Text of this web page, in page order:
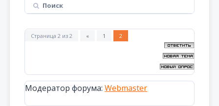
Поиск
Страница 2 из 2 « 1 2
Модератор форума: Webmaster